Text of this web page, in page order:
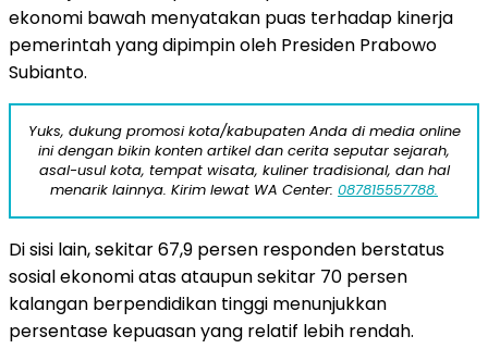
ekonomi bawah menyatakan puas terhadap kinerja
pemerintah yang dipimpin oleh Presiden Prabowo
Subianto.
Yuks, dukung promosi kota/kabupaten Anda di media online
ini dengan bikin konten artikel dan cerita seputar sejarah,
asal-usul kota, tempat wisata, kuliner tradisional, dan hal
menarik lainnya. Kirim lewat WA Center: 087815557788.
Di sisi lain, sekitar 67,9 persen responden berstatus
sosial ekonomi atas ataupun sekitar 70 persen
kalangan berpendidikan tinggi menunjukkan
persentase kepuasan yang relatif lebih rendah.